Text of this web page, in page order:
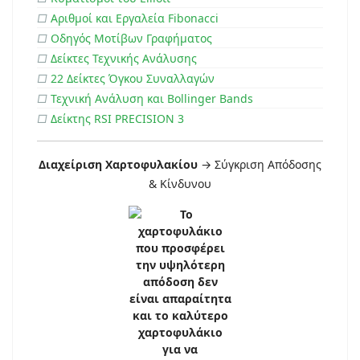
□ Αριθμοί και Εργαλεία Fibonacci
□ Οδηγός Μοτίβων Γραφήματος
□ Δείκτες Τεχνικής Ανάλυσης
□ 22 Δείκτες Όγκου Συναλλαγών
□ Τεχνική Ανάλυση και Bollinger Bands
□ Δείκτης RSI PRECISION 3
Διαχείριση Χαρτοφυλακίου → Σύγκριση Απόδοσης
& Κίνδυνου